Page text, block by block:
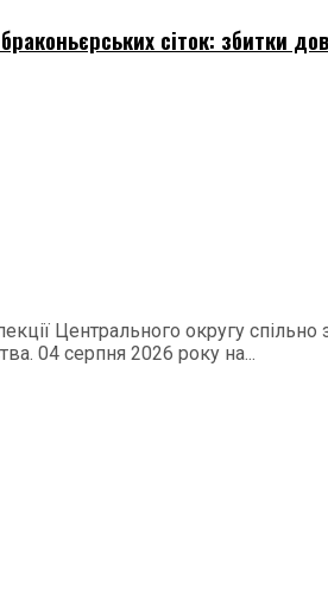
сіток: збитки
Центрального округу
04 серпня 2026 року на...